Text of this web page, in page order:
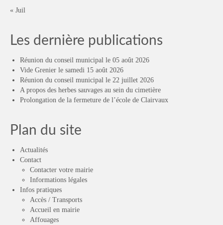
« Juil
Les dernière publications
Réunion du conseil municipal le 05 août 2026
Vide Grenier le samedi 15 août 2026
Réunion du conseil municipal le 22 juillet 2026
A propos des herbes sauvages au sein du cimetière
Prolongation de la fermeture de l’école de Clairvaux
Plan du site
Actualités
Contact
Contacter votre mairie
Informations légales
Infos pratiques
Accès / Transports
Accueil en mairie
Affouages